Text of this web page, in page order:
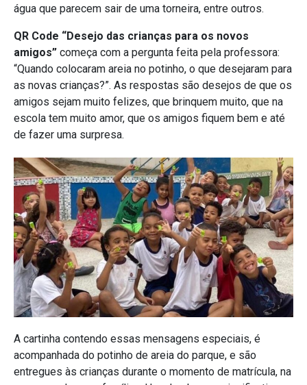
água que parecem sair de uma torneira, entre outros.
QR Code “Desejo das crianças para os novos
amigos” começa com a pergunta feita pela professora:
“Quando colocaram areia no potinho, o que desejaram para
as novas crianças?”. As respostas são desejos de que os
amigos sejam muito felizes, que brinquem muito, que na
escola tem muito amor, que os amigos fiquem bem e até
de fazer uma surpresa.
A cartinha contendo essas mensagens especiais, é
acompanhada do potinho de areia do parque, e são
entregues às crianças durante o momento de matrícula, na